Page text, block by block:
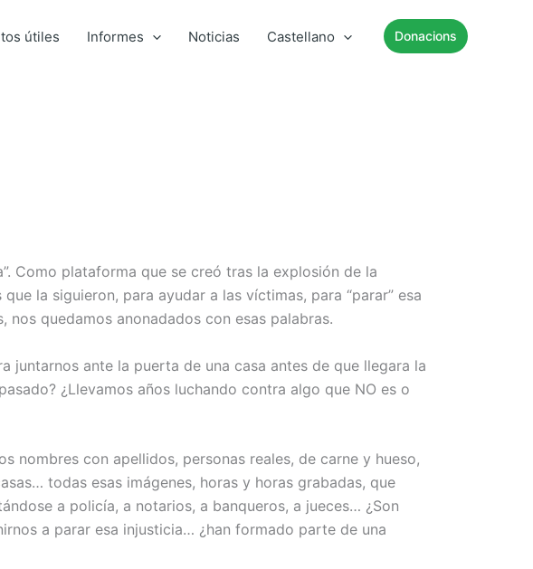
útiles Informes Noticias Castellano Donacions
Como plataforma que se creó tras la explosión de la
la siguieron, para ayudar a las víctimas, para “parar” esa
quedamos anonadados con esas palabras.
juntarnos ante la puerta de una casa antes de que llegara la
¿Llevamos años luchando contra algo que NO es o
nombres con apellidos, personas reales, de carne y hueso,
todas esas imágenes, horas y horas grabadas, que
a policía, a notarios, a banqueros, a jueces… ¿Son
a parar esa injusticia… ¿han formado parte de una